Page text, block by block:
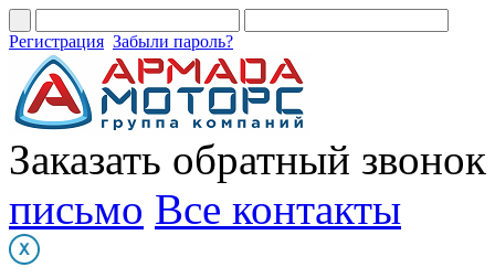
Регистрация Забыли пароль?
Заказать обратный звонок
письмо Все контакты